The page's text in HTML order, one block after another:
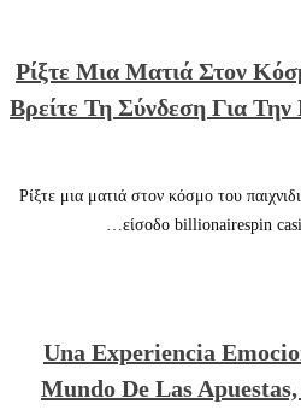
Ρίξτε Μια Ματιά Στον
Βρείτε Τη Σύνδεση Για
Ρίξτε μια ματιά στον κόσμο του
είσοδο billionairespin
Una Experiencia
Mundo De Las